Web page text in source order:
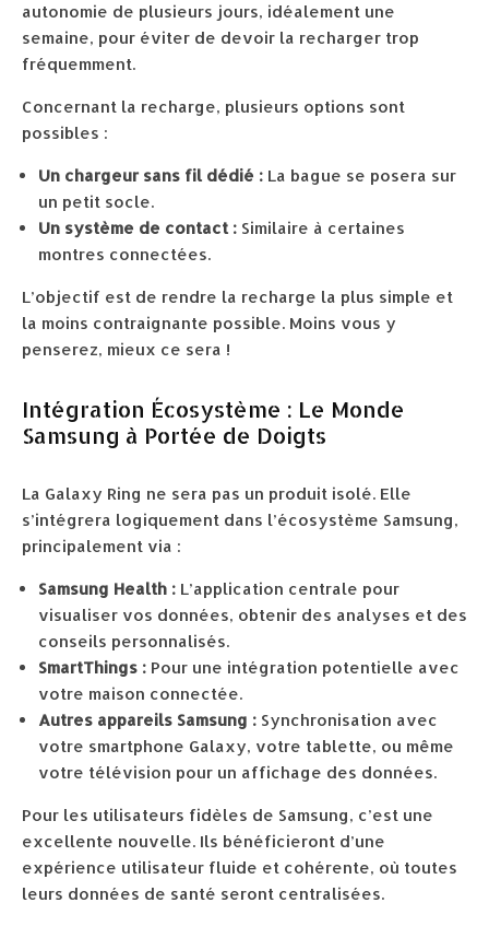
autonomie de plusieurs jours, idéalement une
semaine, pour éviter de devoir la recharger trop
fréquemment.
Concernant la recharge, plusieurs options sont
possibles :
Un chargeur sans fil dédié : La bague se posera sur
un petit socle.
Un système de contact : Similaire à certaines
montres connectées.
L’objectif est de rendre la recharge la plus simple et
la moins contraignante possible. Moins vous y
penserez, mieux ce sera !
Intégration Écosystème : Le Monde
Samsung à Portée de Doigts
La Galaxy Ring ne sera pas un produit isolé. Elle
s’intégrera logiquement dans l’écosystème Samsung,
principalement via :
Samsung Health : L’application centrale pour
visualiser vos données, obtenir des analyses et des
conseils personnalisés.
SmartThings : Pour une intégration potentielle avec
votre maison connectée.
Autres appareils Samsung : Synchronisation avec
votre smartphone Galaxy, votre tablette, ou même
votre télévision pour un affichage des données.
Pour les utilisateurs fidèles de Samsung, c’est une
excellente nouvelle. Ils bénéficieront d’une
expérience utilisateur fluide et cohérente, où toutes
leurs données de santé seront centralisées.